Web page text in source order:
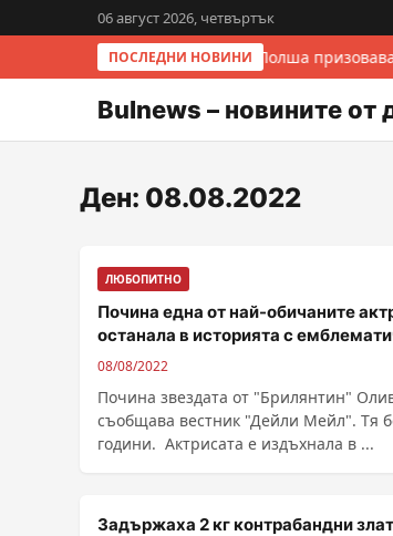
06 август 2026, четвъртък
ПОСЛЕДНИ НОВИНИ
Италия и Полша
Bulnews – новините от
Ден: 08.08.2022
ЛЮБОПИТНО
Почина една от най-обичаните
останала в историята с
08/08/2022
Почина звездата от "Брилянтин"
съобщава вестник "Дейли Мейл". Тя
години. Актрисата е издъхнала в ...
Задържаха 2 кг контрабандни